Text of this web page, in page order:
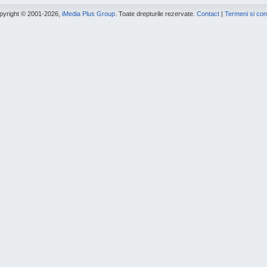
© 2001-2026, iMedia Plus Group . Toate drepturile rezervate. Contact | Termeni si